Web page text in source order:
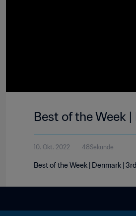
Best of the Week
10. Okt. 2022 48Sekunde
Best of the Week | Denmark |